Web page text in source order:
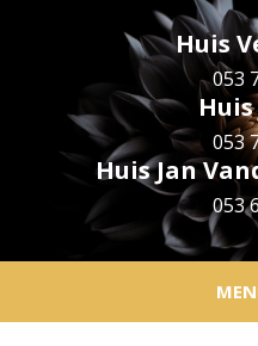
Huis
053
Huis
053
Huis Jan
053